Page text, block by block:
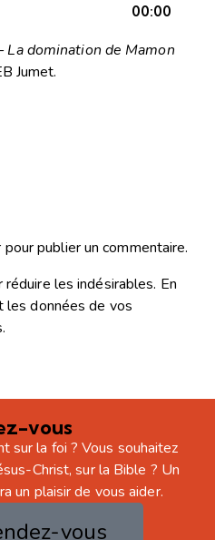
00:00
domination de Mamon
Jumet.
pour publier un commentaire.
les indésirables. En
les données de vos
.
vous
sur la foi ? Vous souhaitez
Christ, sur la Bible ? Un
un plaisir de vous aider.
vous